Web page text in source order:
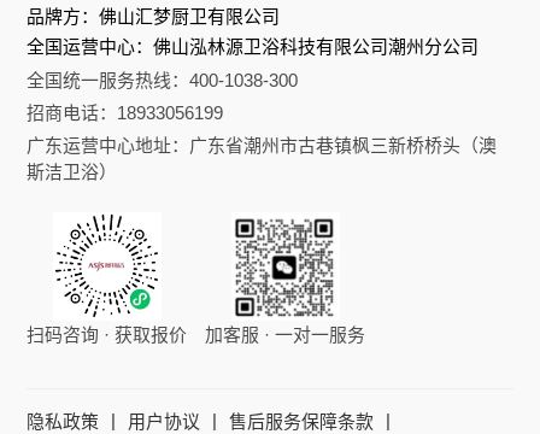
品牌方：佛山汇梦厨卫有限公司
全国运营中心：佛山泓林源卫浴科技有限公司潮州分公司
全国统一服务热线：400-1038-300
招商电话：18933056199
广东运营中心地址：广东省潮州市古巷镇枫三新桥桥头（澳
斯洁卫浴）
扫码咨询 · 获取报价 加客服 · 一对一服务
隐私政策 | 用户协议 | 售后服务保障条款 |